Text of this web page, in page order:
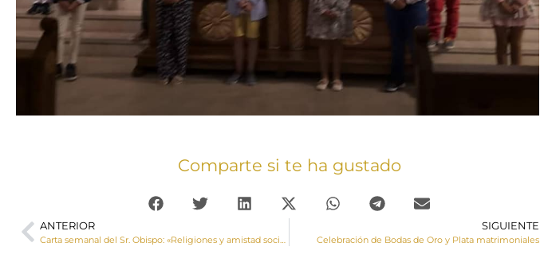
Comparte si te ha gustado
ANTERIOR SIGUIENTE
Celebración de Bodas de Oro y Plata matrimoniales